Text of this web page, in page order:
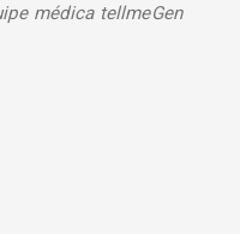
médica tellmeGen